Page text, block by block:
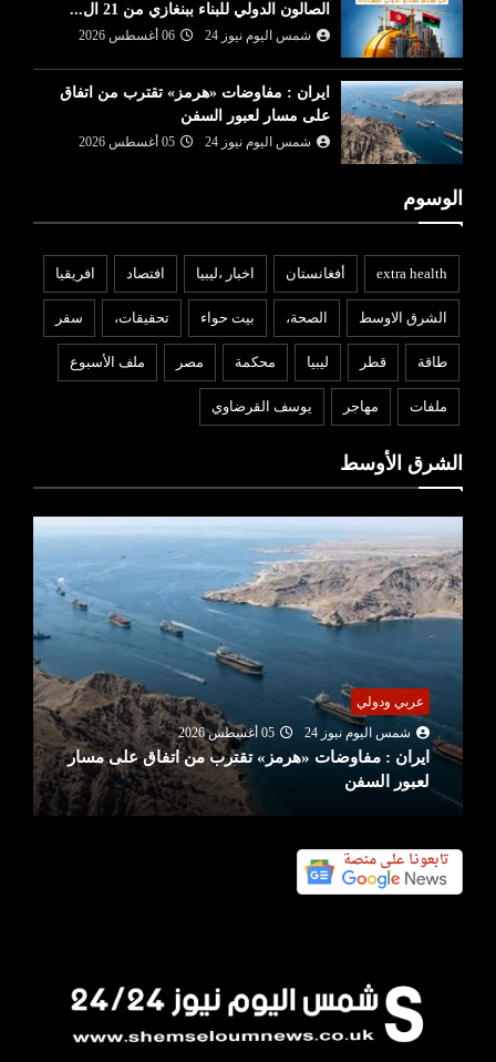
الصالون الدولي للبناء ببنغازي من 21 ال...
شمس اليوم نيوز 24 06 أغسطس 2026
ايران : مفاوضات «هرمز» تقترب من اتفاق
على مسار لعبور السفن
شمس اليوم نيوز 24 05 أغسطس 2026
الوسوم
extra health أفغانستان اخبار ،ليبيا افتصاد افريقيا
الشرق الاوسط الصحة، بيت حواء تحقيقات، سفر
طاقة قطر ليبيا محكمة مصر ملف الأسبوع
ملفات مهاجر يوسف القرضاوي
الشرق الأوسط
عربي ودولي
شمس اليوم نيوز 24
05 أغسطس 2026
ايران : مفاوضات «هرمز» تقترب من اتفاق على مسار
لعبور السفن